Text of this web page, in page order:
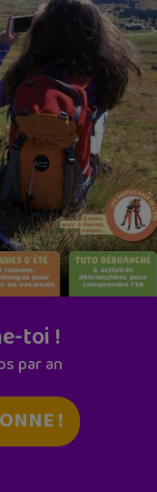
toi !
par an
!